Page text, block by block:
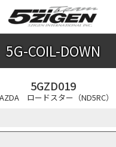
5G-COIL-DOWN
5GZD019
ロードスター（ND5RC）